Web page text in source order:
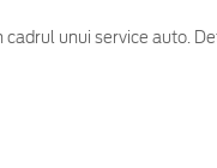
unui service auto.